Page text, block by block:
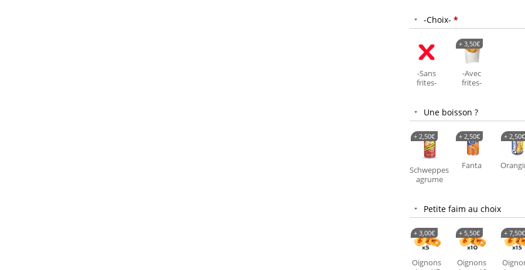
-Choix- *
-Sans
frites-
-Avec
frites-
+ 3,50€
Une boisson ?
Schweppes
agrume
+ 2,50€
Fanta
+ 2,50€ + 2,50€
Petite faim au choix
Oignons
+ 3,00€
Oignons
+ 5,50€ + 7,50€